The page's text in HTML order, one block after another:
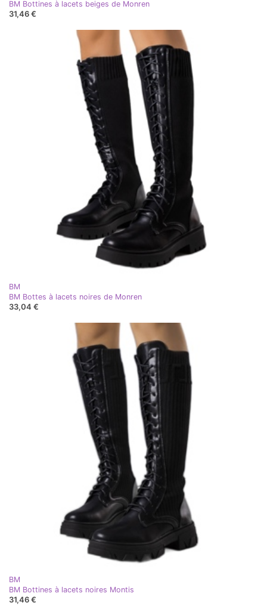
BM Bottines à lacets beiges de Monren
31,46 €
BM
BM Bottes à lacets noires de Monren
33,04 €
BM
BM Bottines à lacets noires Montis
31,46 €